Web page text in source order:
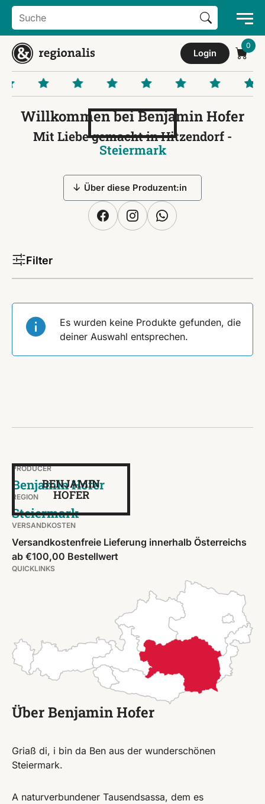
Search
for:
Search Button
Login
Willkommen bei Benjamin Hofer
Mit Liebe gemacht in Hitzendorf -
Steiermark
Über diese Produzent:in
Filter
Es wurden keine Produkte gefunden, die
deiner Auswahl entsprechen.
BENJAMIN
HOFER
PRODUCER
Benjamin Hofer
REGION
Steiermark
VERSANDKOSTEN
Versandkostenfreie Lieferung innerhalb Österreichs
ab €100,00 Bestellwert
QUICKLINKS
Über Benjamin Hofer
Griaß di, i bin da Ben aus der wunderschönen
Steiermark.
A naturverbundener Tausendsassa, dem es